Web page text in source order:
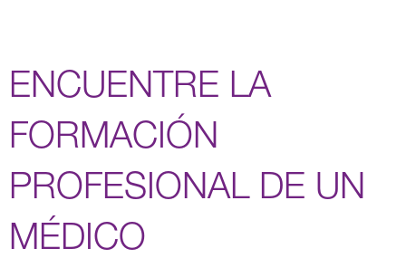
ENCUENTRE LA
FORMACIÓN
PROFESIONAL DE UN
MÉDICO